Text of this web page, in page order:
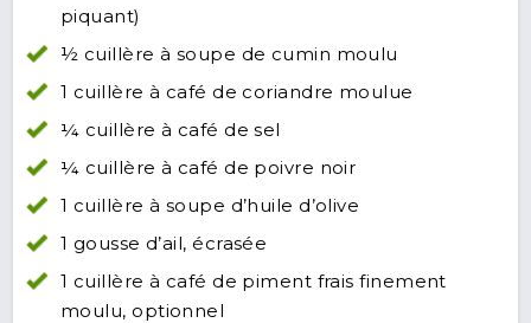
piquant)
½ cuillère à soupe de cumin moulu
1 cuillère à café de coriandre moulue
¼ cuillère à café de sel
¼ cuillère à café de poivre noir
1 cuillère à soupe d’huile d’olive
1 gousse d’ail, écrasée
1 cuillère à café de piment frais finement
moulu, optionnel